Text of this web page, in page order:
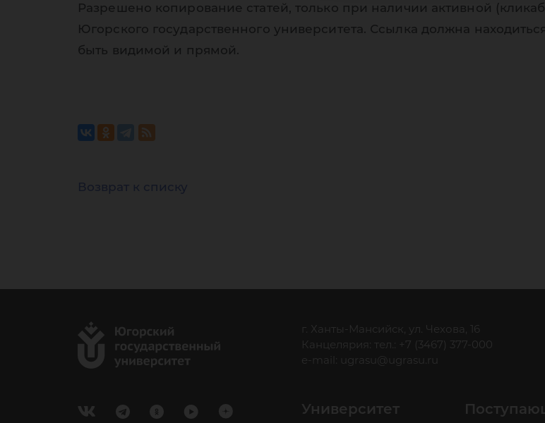
Разрешено копирование статей, только при наличии активной
Югорского государственного университета. Ссылка должна
быть видимой и прямой.
Возврат к списку
г. Ханты-Мансийск, ул. Чехова, 16
Канцелярия: тел.: +7 (3467) 377-000
e-mail:
ugrasu@ugrasu.ru
Университет